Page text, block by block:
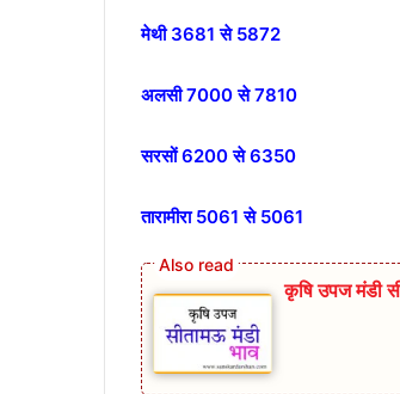
मेथी 3681 से 5872
अलसी 7000 से 7810
सरसों 6200 से 6350
तारामीरा 5061 से 5061
कृषि उपज मंडी